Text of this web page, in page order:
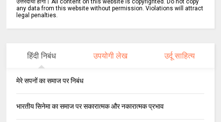
उत्तरदायी होगा। All content on this website is copyrighted. Do not copy
any data from this website without permission. Violations will attract
legal penalties.
हिंदी निबंध उपयोगी लेख उर्दू साहित्य
मेरे सपनों का समाज पर निबंध
भारतीय सिनेमा का समाज पर सकारात्मक और नकारात्मक प्रभाव